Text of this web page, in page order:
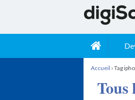
Accueil ›Tag
Tous